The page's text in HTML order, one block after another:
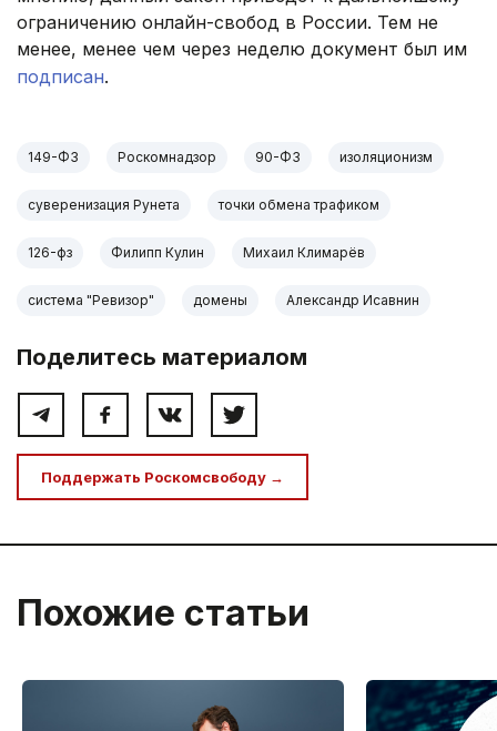
ограничению онлайн-свобод в России. Тем не
менее, менее чем через неделю документ был им
подписан.
149-ФЗ Роскомнадзор 90-ФЗ изоляционизм
суверенизация Рунета точки обмена трафиком
126-фз Филипп Кулин Михаил Климарёв
система "Ревизор" домены Александр Исавнин
Поделитесь материалом
Поддержать Роскомсвободу →
Похожие статьи